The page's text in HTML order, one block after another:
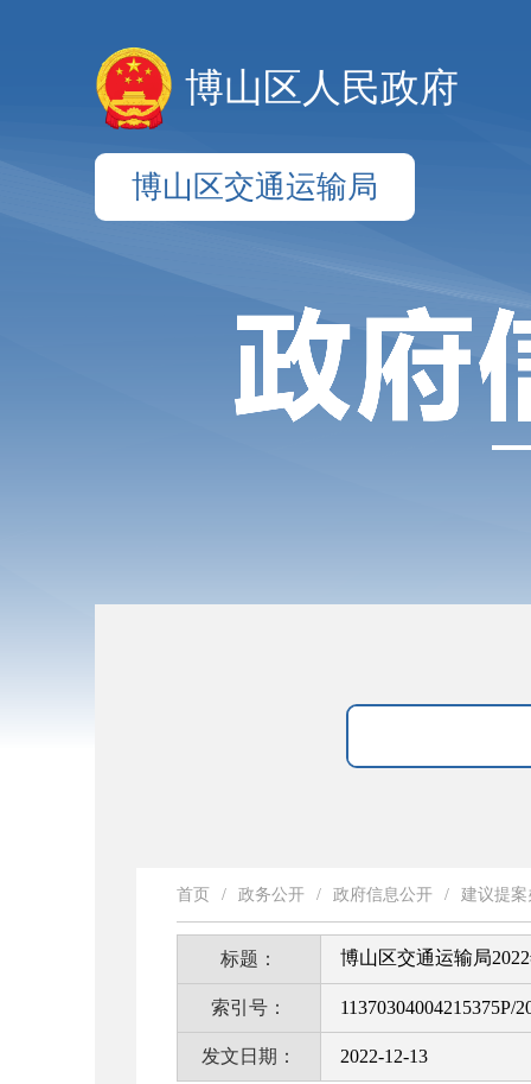
博山区人民政府
博山区交通运输局
首页 / 政务公开 / 政府信息公开 / 建议提案
标题： 博山区交通运输局
索引号： 11370304004215375P/
发文日期： 2022-12-13